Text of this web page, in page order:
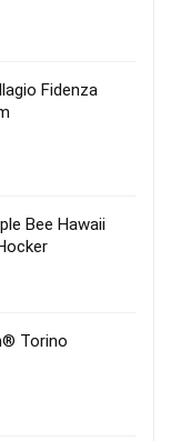
Fidenza
Bee Hawaii
Torino